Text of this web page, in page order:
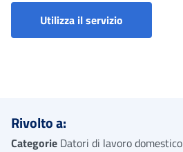
Utilizza il servizio
Rivolto a:
Categorie Datori di lavoro domestico